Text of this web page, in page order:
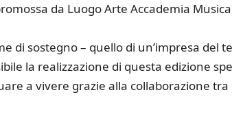
da Luogo Arte Accademia
di sostegno – quello di un’impresa del
la realizzazione di questa edizione
a vivere grazie alla collaborazione